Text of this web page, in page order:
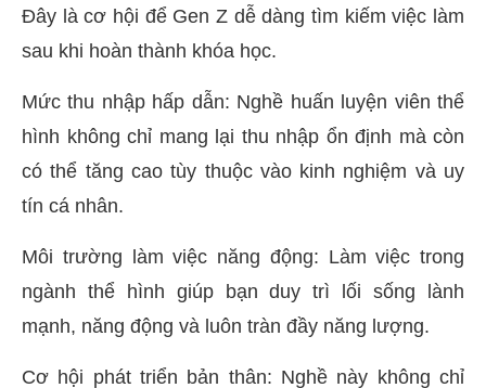
Đây là cơ hội để Gen Z dễ dàng tìm kiếm việc làm
sau khi hoàn thành khóa học.
Mức thu nhập hấp dẫn: Nghề huấn luyện viên thể
hình không chỉ mang lại thu nhập ổn định mà còn
có thể tăng cao tùy thuộc vào kinh nghiệm và uy
tín cá nhân.
Môi trường làm việc năng động: Làm việc trong
ngành thể hình giúp bạn duy trì lối sống lành
mạnh, năng động và luôn tràn đầy năng lượng.
Cơ hội phát triển bản thân: Nghề này không chỉ